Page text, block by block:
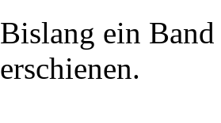
Bislang ein
erschienen.